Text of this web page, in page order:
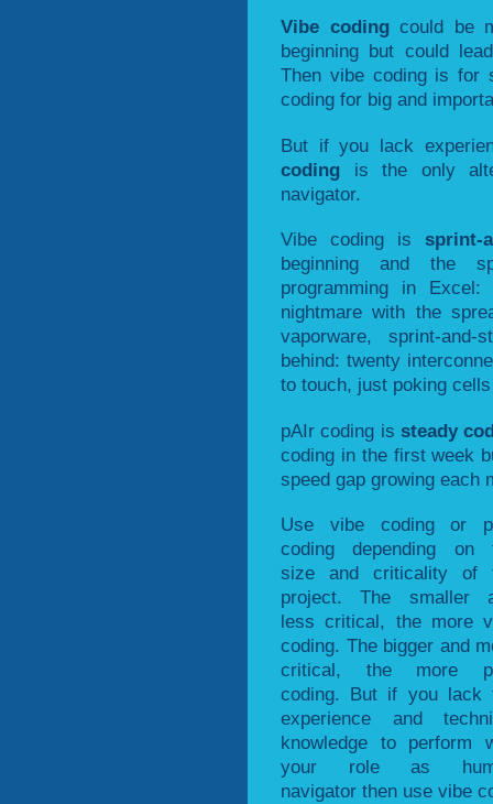
Vibe codingcould be
beginning but could
Then vibe coding is for
coding for big and
But if you lack
coding is the only
navigator.
Vibe coding is sprint-
beginning and the
programming in
nightmare with the
vaporware, sprint-
behind: twenty
to touch, just poking
pAIr coding is steady
coding in the first week
speed gap growing each
Use vibe coding or
coding depending on
size and criticality of
project. The smaller
less critical, the more
coding. The bigger and
critical, the more
coding. But if you lack
experience and
knowledge to perform
your role as
navigator then use vibe